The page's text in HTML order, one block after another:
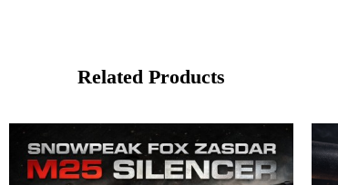
Related Products